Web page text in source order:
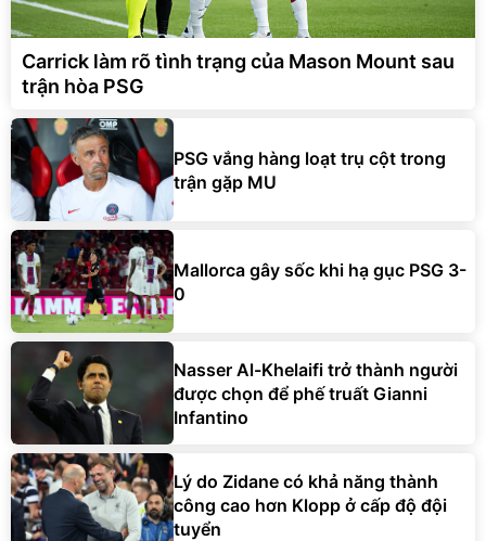
Carrick làm rõ tình trạng của Mason Mount sau
trận hòa PSG
PSG vắng hàng loạt trụ cột trong
trận gặp MU
Mallorca gây sốc khi hạ gục PSG 3-
0
Nasser Al-Khelaifi trở thành người
được chọn để phế truất Gianni
Infantino
Lý do Zidane có khả năng thành
công cao hơn Klopp ở cấp độ đội
tuyển